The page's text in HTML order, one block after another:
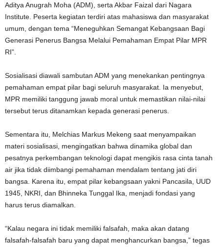
Aditya Anugrah Moha (ADM), serta Akbar Faizal dari Nagara
Institute. Peserta kegiatan terdiri atas mahasiswa dan masyarakat
umum, dengan tema “Meneguhkan Semangat Kebangsaan Bagi
Generasi Penerus Bangsa Melalui Pemahaman Empat Pilar MPR
RI”.
Sosialisasi diawali sambutan ADM yang menekankan pentingnya
pemahaman empat pilar bagi seluruh masyarakat. Ia menyebut,
MPR memiliki tanggung jawab moral untuk memastikan nilai-nilai
tersebut terus ditanamkan kepada generasi penerus.
Sementara itu, Melchias Markus Mekeng saat menyampaikan
materi sosialisasi, mengingatkan bahwa dinamika global dan
pesatnya perkembangan teknologi dapat mengikis rasa cinta tanah
air jika tidak diimbangi pemahaman mendalam tentang jati diri
bangsa. Karena itu, empat pilar kebangsaan yakni Pancasila, UUD
1945, NKRI, dan Bhinneka Tunggal Ika, menjadi fondasi yang
harus terus diamalkan.
“Kalau negara ini tidak memiliki falsafah, maka akan datang
falsafah-falsafah baru yang dapat menghancurkan bangsa,” tegas